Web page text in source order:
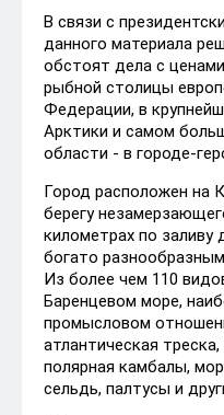
В связи с
данного материала
обстоят дела с
рыбной столицы
Федерации, в
Арктики и самом
области - в городе-
Город расположен на
берегу
километрах по
богато
Из более чем 110
Баренцевом море,
промысловом
атлантическая
полярная камбалы,
сельдь, палтусы и